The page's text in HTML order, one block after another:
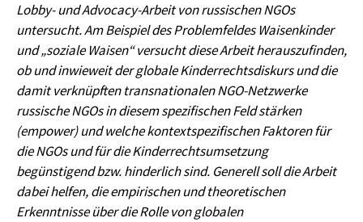
Lobby- und Advocacy-Arbeit von russischen NGOs
untersucht. Am Beispiel des Problemfeldes Waisenkinder
und „soziale Waisen“ versucht diese Arbeit herauszufinden,
ob und inwieweit der globale Kinderrechtsdiskurs und die
damit verknüpften transnationalen NGO-Netzwerke
russische NGOs in diesem spezifischen Feld stärken
(empower) und welche kontextspezifischen Faktoren für
die NGOs und für die Kinderrechtsumsetzung
begünstigend bzw. hinderlich sind. Generell soll die Arbeit
dabei helfen, die empirischen und theoretischen
Erkenntnisse über die Rolle von globalen